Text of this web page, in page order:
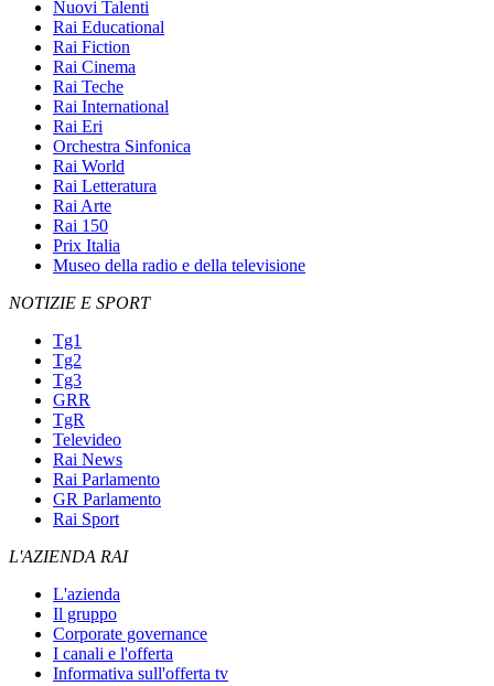
Nuovi Talenti
Rai Educational
Rai Fiction
Rai Cinema
Rai Teche
Rai International
Rai Eri
Orchestra Sinfonica
Rai World
Rai Letteratura
Rai Arte
Rai 150
Prix Italia
Museo della radio e della televisione
NOTIZIE E SPORT
Tg1
Tg2
Tg3
GRR
TgR
Televideo
Rai News
Rai Parlamento
GR Parlamento
Rai Sport
L'AZIENDA RAI
L'azienda
Il gruppo
Corporate governance
I canali e l'offerta
Informativa sull'offerta tv